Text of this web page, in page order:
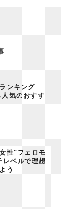
ンキング
気のおすす
性"フェロモ
レベルで理想
う